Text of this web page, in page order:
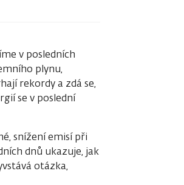
v posledních
plynu,
rekordy a zdá se,
se v poslední
snížení emisí při
dnů ukazuje, jak
otázka,